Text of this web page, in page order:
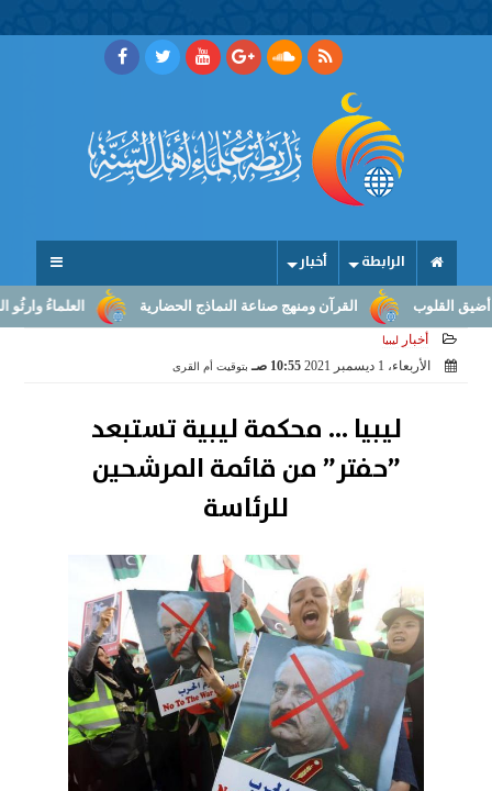
الرابطة أخبار
العلماءُ وارثُو القرآن ومنهج صناعة النماذج الحضارية
أخبار ليبيا
الأربعاء، 1 ديسمبر 2021 10:55 صـ بتوقيت أم القرى
ليبيا ... محكمة ليبية تستبعد
”حفتر” من قائمة المرشحين
للرئاسة